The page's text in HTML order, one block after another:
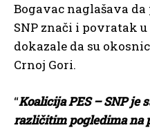
Bogavac naglašava da
SNP znači i povratak
dokazale da su
Crnoj Gori.
“Koalicija PES – SNP je
različitim pogledima na